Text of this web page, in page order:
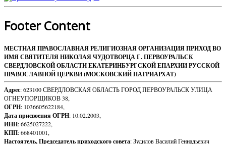
Footer Content
МЕСТНАЯ ПРАВОСЛАВНАЯ РЕЛИГИОЗНАЯ ОРГАНИЗАЦИЯ ПРИХОД ВО
ИМЯ СВЯТИТЕЛЯ НИКОЛАЯ ЧУДОТВОРЦА Г. ПЕРВОУРАЛЬСК
СВЕРДЛОВСКОЙ ОБЛАСТИ ЕКАТЕРИНБУРГСКОЙ ЕПАРХИИ РУССКОЙ
ПРАВОСЛАВНОЙ ЦЕРКВИ (МОСКОВСКИЙ ПАТРИАРХАТ)
Адрес: 623100 СВЕРДЛОВСКАЯ ОБЛАСТЬ ГОРОД ПЕРВОУРАЛЬСК УЛИЦА
ОГНЕУПОРЩИКОВ 38,
ОГРН: 1036605622184,
Дата присвоения ОГРН: 10.02.2003,
ИНН: 6625027222,
КПП: 668401001,
Настоятель, Председатель приходского совета: Зудилов Василий Геннадьевич